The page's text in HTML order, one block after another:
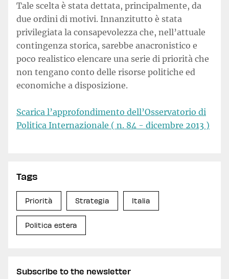
Tale scelta è stata dettata, principalmente, da
due ordini di motivi. Innanzitutto è stata
privilegiata la consapevolezza che, nell’attuale
contingenza storica, sarebbe anacronistico e
poco realistico elencare una serie di priorità che
non tengano conto delle risorse politiche ed
economiche a disposizione.
Scarica l’approfondimento dell’Osservatorio di
Politica Internazionale ( n. 84 - dicembre 2013 )
Tags
Priorità Strategia Italia
Politica estera
Subscribe to the newsletter